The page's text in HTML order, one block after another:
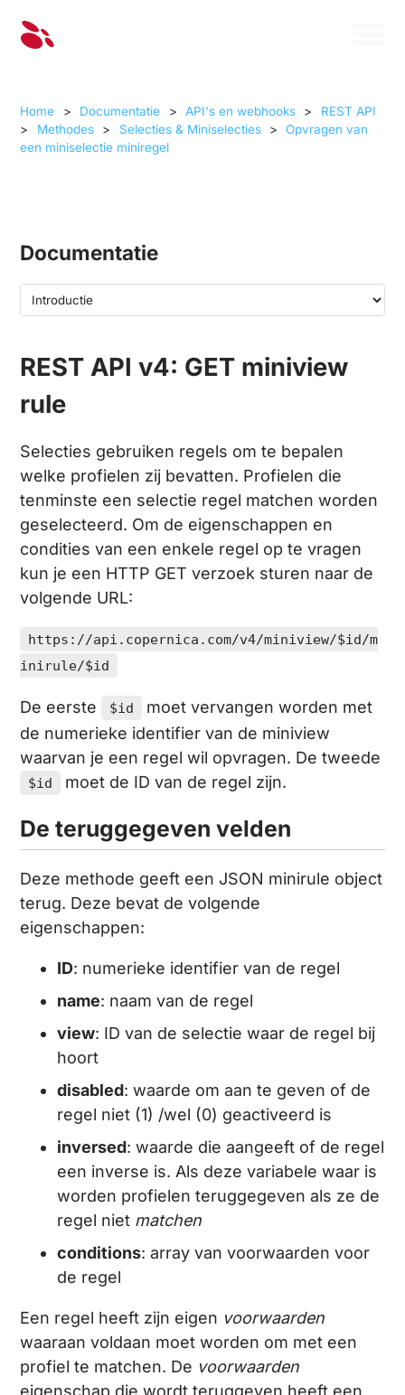
Home > Documentatie > API's en webhooks >
REST API
>
Methodes > Selecties & Miniselecties >
Opvragen van
een miniselectie miniregel
Documentatie
REST API v4: GET miniview
rule
Selecties gebruiken regels om te bepalen
welke profielen zij bevatten. Profielen die
tenminste een selectie regel matchen worden
geselecteerd. Om de eigenschappen en
condities van een enkele regel op te vragen
kun je een HTTP GET verzoek sturen naar de
volgende URL:
https://api.copernica.com/v4/miniview/$id/m
inirule/$id
De eerste $id
moet vervangen worden met
de numerieke identifier van de miniview
waarvan je een regel wil opvragen. De tweede
$id moet de ID van de regel zijn.
De teruggegeven velden
Deze methode geeft een JSON minirule object
terug. Deze bevat de volgende
eigenschappen:
ID: numerieke identifier van de regel
name: naam van de regel
view: ID van de selectie waar de regel bij
hoort
disabled: waarde om aan te geven of de
regel niet (1) /wel (0) geactiveerd is
inversed: waarde die aangeeft of de regel
een inverse is. Als deze variabele waar is
worden profielen teruggegeven als ze de
regel niet matchen
conditions: array van voorwaarden voor
de regel
Een regel heeft zijn eigen voorwaarden
waaraan voldaan moet worden om met een
profiel te matchen. De voorwaarden